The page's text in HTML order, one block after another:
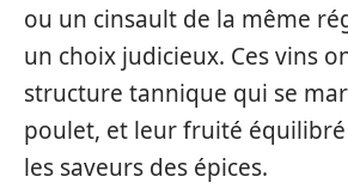
ou un cinsault de la même
un choix judicieux. Ces vins
structure tannique qui se
poulet, et leur fruité
les saveurs des épices.